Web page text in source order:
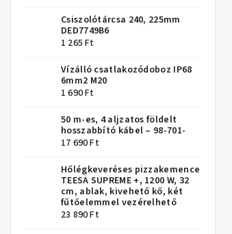
Csiszolótárcsa 240, 225mm
DED7749B6
1 265 Ft
Vízálló csatlakozódoboz IP68
6mm2 M20
1 690 Ft
50 m-es, 4 aljzatos földelt
hosszabbító kábel – 98-701-
17 690 Ft
Hőlégkeveréses pizzakemence
TEESA SUPREME +, 1200 W, 32
cm, ablak, kivehető kő, két
fűtőelemmel vezérelhető
23 890 Ft